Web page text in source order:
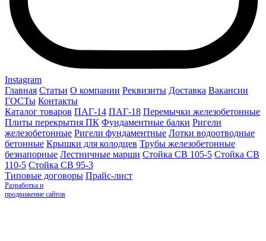
Instagram
Главная Статьи О компании Реквизиты Доставка Вакансии
ГОСТы Контакты
Каталог товаров ПАГ-14 ПАГ-18 Перемычки железобетонные
Плиты перекрытия ПК Фундаментные балки Ригели
железобетонные Ригели фундаментные Лотки водоотводные
бетонные Крышки для колодцев Трубы железобетонные
безнапорные Лестничные марши Стойка СВ 105-5 Стойка СВ
110-5 Стойка СВ 95-3
Типовые договоры Прайс-лист
Разработка и
продвижение сайтов